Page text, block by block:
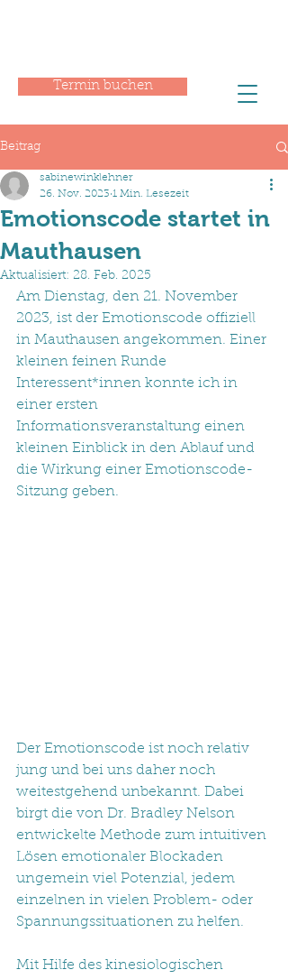
Termin buchen
Beitrag
Emotionscode startet in
Mauthausen
sabinewinklehner
26. Nov. 2023 1 Min. Lesezeit
Aktualisiert: 28. Feb. 2025
Am Dienstag, den 21. November
2023, ist der Emotionscode offiziell
in Mauthausen angekommen. Einer
kleinen feinen Runde
Interessent*innen konnte ich in
einer ersten
Informationsveranstaltung einen
kleinen Einblick in den Ablauf und
die Wirkung einer Emotionscode-
Sitzung geben.
Der Emotionscode ist noch relativ
jung und bei uns daher noch
weitestgehend unbekannt. Dabei
birgt die von Dr. Bradley Nelson
entwickelte Methode zum intuitiven
Lösen emotionaler Blockaden
ungemein viel Potenzial, jedem
einzelnen in vielen Problem- oder
Spannungssituationen zu helfen.
Mit Hilfe des kinesiologischen